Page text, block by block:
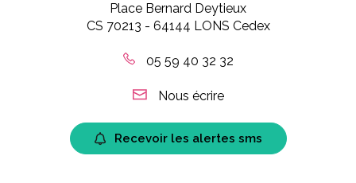
Place Bernard Deytieux
CS 70213 - 64144 LONS Cedex
05 59 40 32 32
Nous écrire
Recevoir les alertes sms